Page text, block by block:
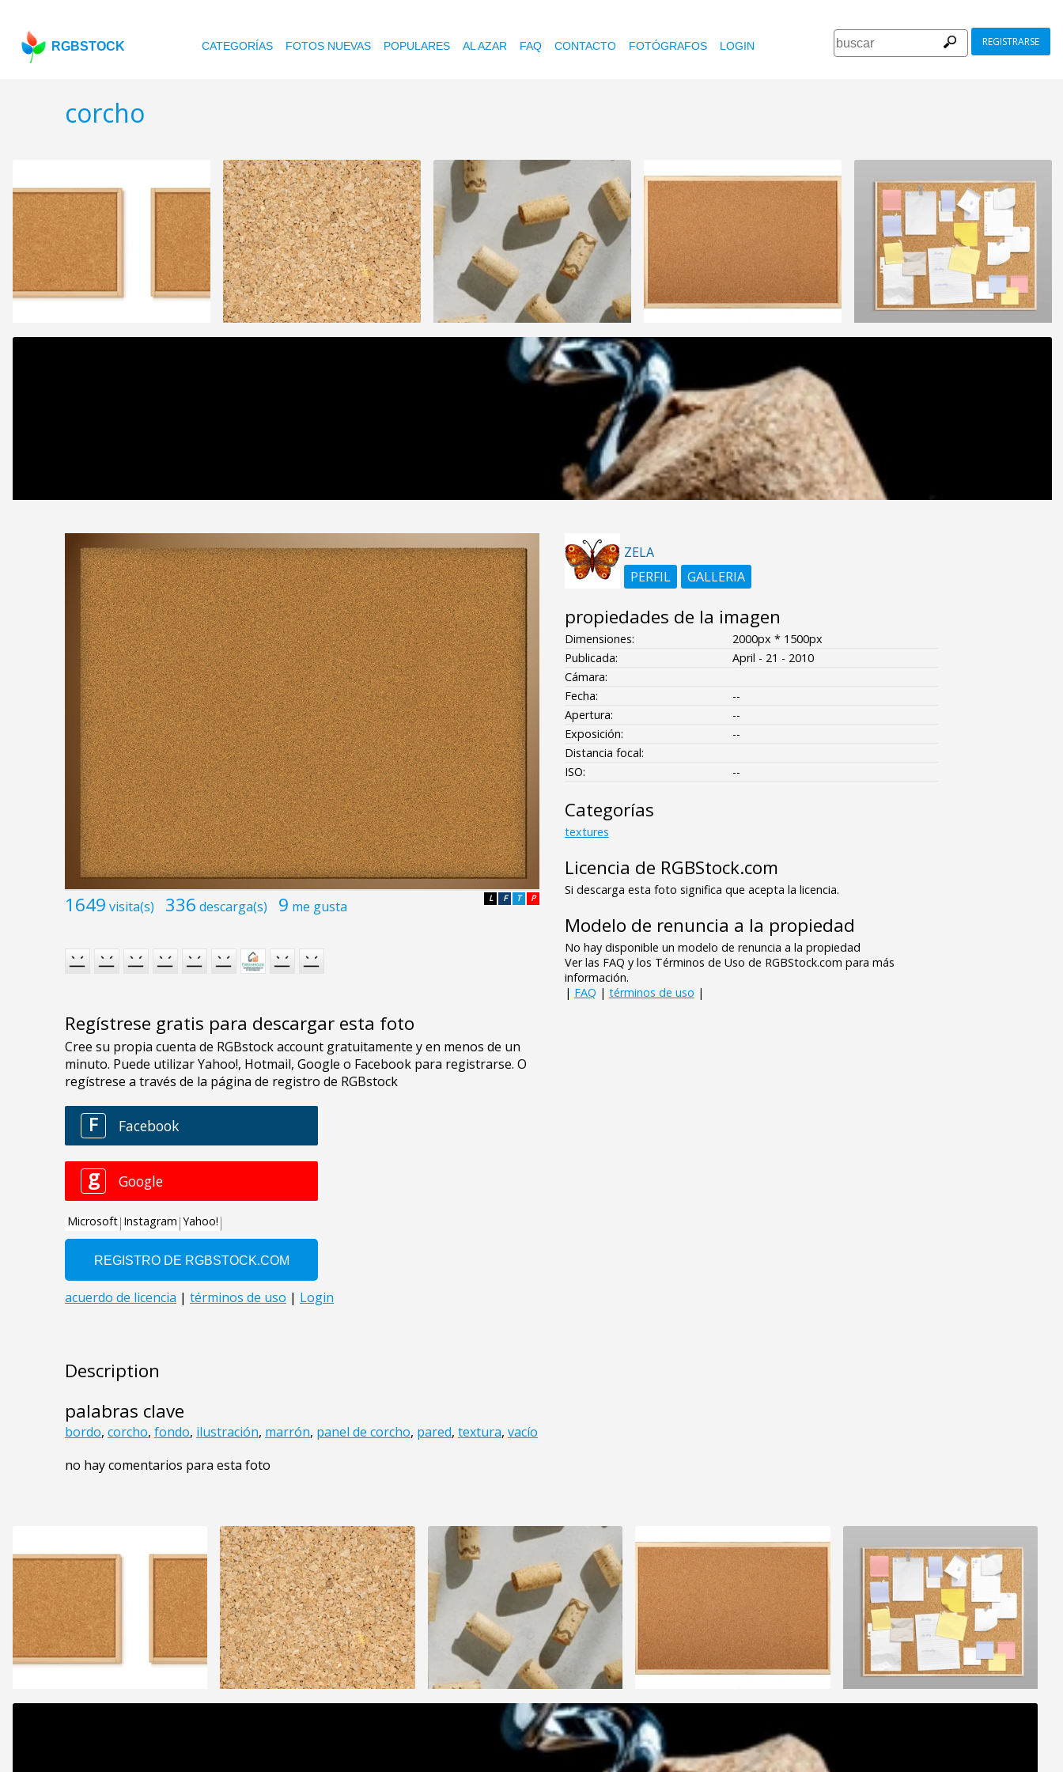
RGBSTOCK CATEGORÍAS FOTOS NUEVAS POPULARES AL AZAR FAQ CONTACTO FOTÓGRAFOS LOGIN REGISTRARSE
corcho
1649 visita(s) 336 descarga(s) 9 me gusta P
T
F
L
Regístrese gratis para descargar esta foto
Description
palabras clave
bordo, corcho, fondo, ilustración, marrón, panel de corcho, pared, textura, vacío
no hay comentarios para esta foto
ZELA
PERFIL
GALLERIA
propiedades de la imagen
Dimensiones:
2000px * 1500px
Publicada:
April - 21 - 2010
Cámara:
Fecha:
--
Apertura:
--
Exposición:
--
Distancia focal:
ISO:
--
Categorías
textures
Licencia de RGBStock.com
Si descarga esta foto significa que acepta la licencia.
Modelo de renuncia a la propiedad
No hay disponible un modelo de renuncia a la propiedad
Ver las FAQ y los Términos de Uso de RGBStock.com para más
información.
| FAQ | términos de uso |